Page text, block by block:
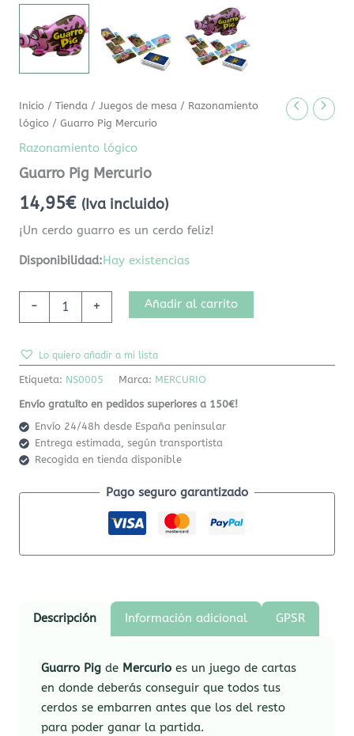
Inicio /Tienda /Juegos de mesa / Razonamiento
lógico / Guarro Pig Mercurio
Razonamiento lógico
Guarro Pig Mercurio
14,95€ (Iva incluido)
¡Un cerdo guarro es un cerdo feliz!
Disponibilidad:Hay existencias
- + Añadir al carrito
Lo quiero añadir a mi lista
Etiqueta: NS0005 Marca: MERCURIO
Envío gratuíto en pedidos superiores a 150€!
Envío 24/48h desde España peninsular
Entrega estimada, según transportista
Recogida en tienda disponible
Pago seguro garantizado
Descripción Información adicional GPSR
Guarro Pig de Mercurio es un juego de cartas
en donde deberás conseguir que todos tus
cerdos se embarren antes que los del resto
para poder ganar la partida.